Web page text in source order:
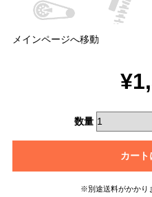
メインページへ移動
数量
カート
※別途送料がかかり